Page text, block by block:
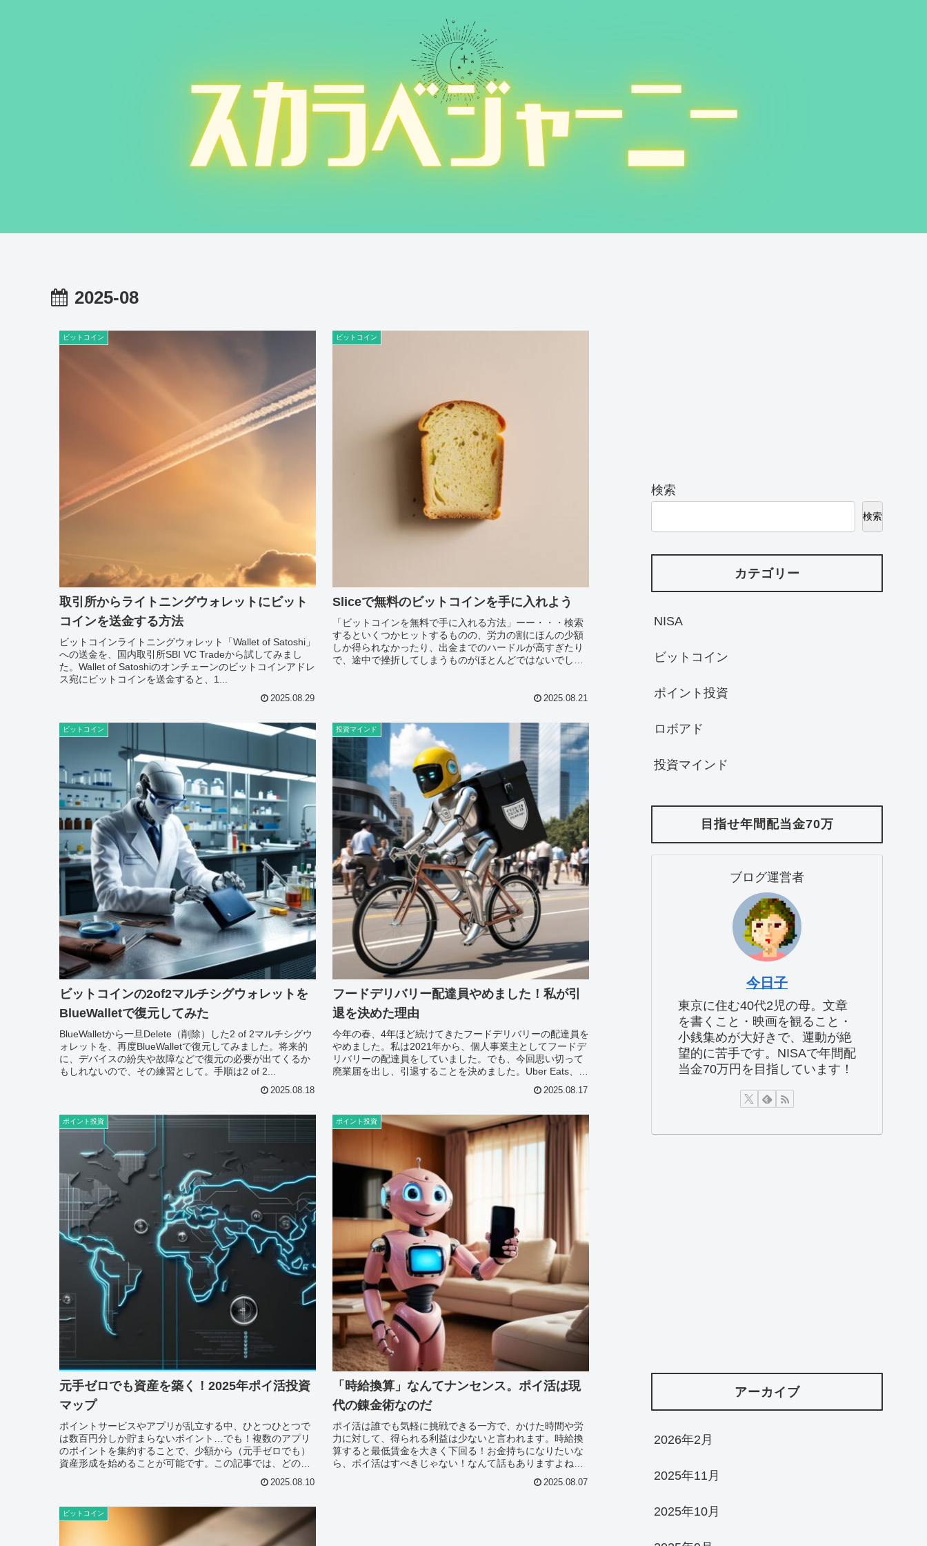
2025-08
ビットコイン
取引所からライトニングウォレットにビット
コインを送金する方法
ビットコインライトニングウォレット「Wallet of Satoshi」
への送金を、国内取引所SBI VC Tradeから試してみまし
た。Wallet of Satoshiのオンチェーンのビットコインアドレ
ス宛にビットコインを送金すると、1...
2025.08.29
ビットコイン
Sliceで無料のビットコインを手に入れよう
「ビットコインを無料で手に入れる方法」ーー・・・検索
するといくつかヒットするものの、労力の割にほんの少額
しか得られなかったり、出金までのハードルが高すぎたり
で、途中で挫折してしまうものがほとんどではないでしょ
2025.08.21
ビットコイン
ビットコインの2of2マルチシグウォレットを
BlueWalletで復元してみた
BlueWalletから一旦Delete（削除）した2 of 2マルチシグウ
ォレットを、再度BlueWalletで復元してみました。将来的
に、デバイスの紛失や故障などで復元の必要が出てくるか
もしれないので、その練習として。手順は2 of 2...
2025.08.18
投資マインド
フードデリバリー配達員やめました！私が引
退を決めた理由
今年の春、4年ほど続けてきたフードデリバリーの配達員を
やめました。私は2021年から、個人事業主としてフードデ
リバリーの配達員をしていました。でも、今回思い切って
廃業届を出し、引退することを決めました。Uber Eats、
2025.08.17
ポイント投資
元手ゼロでも資産を築く！2025年ポイ活投資
マップ
ポイントサービスやアプリが乱立する中、ひとつひとつで
は数百円分しか貯まらないポイント…でも！複数のアプリ
のポイントを集約することで、少額から（元手ゼロでも）
資産形成を始めることが可能です。この記事では、どのア
2025.08.10
ポイント投資
「時給換算」なんてナンセンス。ポイ活は現
代の錬金術なのだ
ポイ活は誰でも気軽に挑戦できる一方で、かけた時間や労
力に対して、得られる利益は少ないと言われます。時給換
算すると最低賃金を大きく下回る！お金持ちになりたいな
ら、ポイ活はすべきじゃない！なんて話もありますよね😅
2025.08.07
ビットコイン
検索
検索
カテゴリー
NISA
ビットコイン
ポイント投資
ロボアド
投資マインド
目指せ年間配当金70万
ブログ運営者
今日子
東京に住む40代2児の母。文章
を書くこと・映画を観ること・
小銭集めが大好きで、運動が絶
望的に苦手です。NISAで年間配
当金70万円を目指しています！
アーカイブ
2026年2月
2025年11月
2025年10月